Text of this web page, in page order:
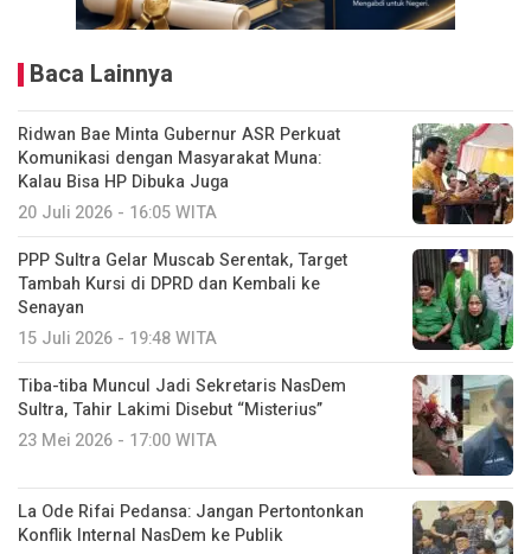
Baca Lainnya
Ridwan Bae Minta Gubernur ASR Perkuat
Komunikasi dengan Masyarakat Muna:
Kalau Bisa HP Dibuka Juga
20 Juli 2026 - 16:05 WITA
PPP Sultra Gelar Muscab Serentak, Target
Tambah Kursi di DPRD dan Kembali ke
Senayan
15 Juli 2026 - 19:48 WITA
Tiba-tiba Muncul Jadi Sekretaris NasDem
Sultra, Tahir Lakimi Disebut “Misterius”
23 Mei 2026 - 17:00 WITA
La Ode Rifai Pedansa: Jangan Pertontonkan
Konflik Internal NasDem ke Publik